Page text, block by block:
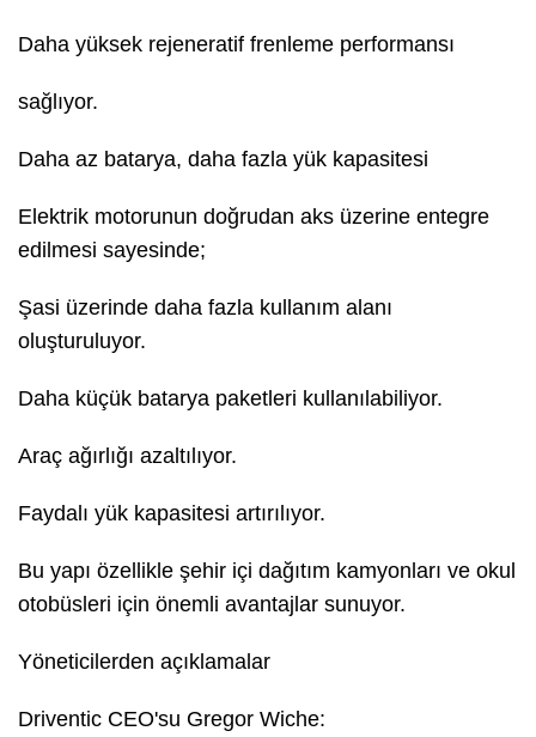
Daha yüksek rejeneratif frenleme performansı
sağlıyor.
Daha az batarya, daha fazla yük kapasitesi
Elektrik motorunun doğrudan aks üzerine entegre
edilmesi sayesinde;
Şasi üzerinde daha fazla kullanım alanı
oluşturuluyor.
Daha küçük batarya paketleri kullanılabiliyor.
Araç ağırlığı azaltılıyor.
Faydalı yük kapasitesi artırılıyor.
Bu yapı özellikle şehir içi dağıtım kamyonları ve okul
otobüsleri için önemli avantajlar sunuyor.
Yöneticilerden açıklamalar
Driventic CEO'su Gregor Wiche: